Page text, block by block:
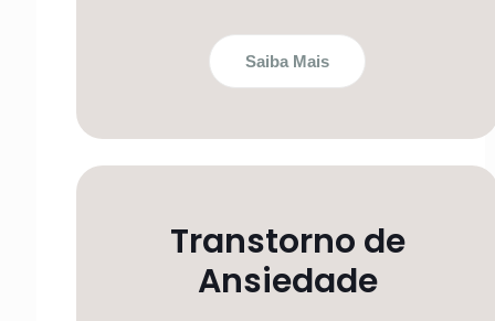
Saiba Mais
Transtorno de
Ansiedade